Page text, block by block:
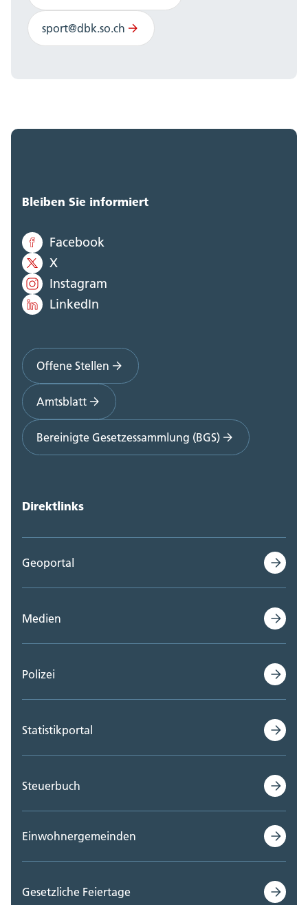
sport@dbk.so.ch
Bleiben Sie informiert
Facebook
X
Instagram
LinkedIn
Offene Stellen
Amtsblatt
Bereinigte Gesetzessammlung (BGS)
Direktlinks
Geoportal
Medien
Polizei
Statistikportal
Steuerbuch
Einwohnergemeinden
Gesetzliche Feiertage